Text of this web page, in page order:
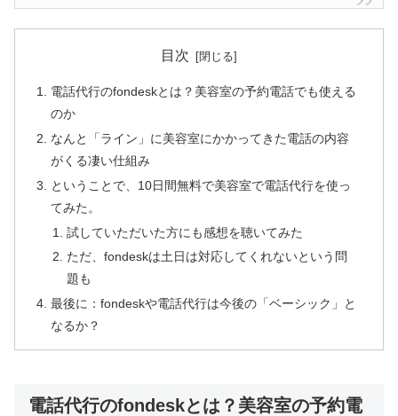
目次
電話代行のfondeskとは？美容室の予約電話でも使える
のか
なんと「ライン」に美容室にかかってきた電話の内容
がくる凄い仕組み
ということで、10日間無料で美容室で電話代行を使っ
てみた。
試していただいた方にも感想を聴いてみた
ただ、fondeskは土日は対応してくれないという問
題も
最後に：fondeskや電話代行は今後の「ベーシック」と
なるか？
電話代行のfondeskとは？美容室の予約電